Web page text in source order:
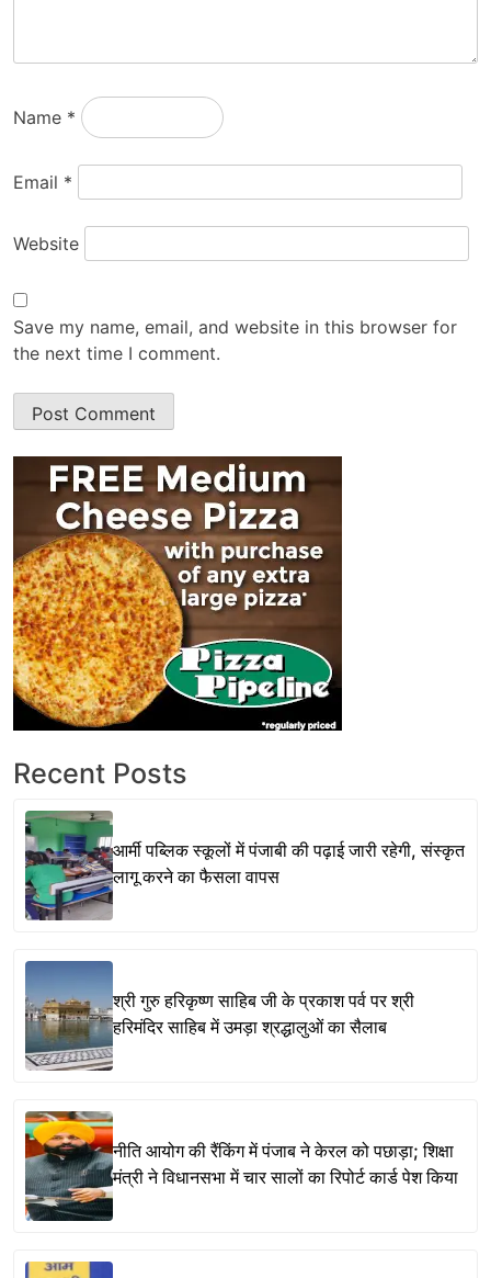
Name *
Email *
Website
Save my name, email, and website in this browser for
the next time I comment.
Recent Posts
आर्मी पब्लिक स्कूलों में पंजाबी की पढ़ाई जारी रहेगी, संस्कृत
लागू करने का फैसला वापस
श्री गुरु हरिकृष्ण साहिब जी के प्रकाश पर्व पर श्री
हरिमंदिर साहिब में उमड़ा श्रद्धालुओं का सैलाब
नीति आयोग की रैंकिंग में पंजाब ने केरल को पछाड़ा; शिक्षा
मंत्री ने विधानसभा में चार सालों का रिपोर्ट कार्ड पेश किया